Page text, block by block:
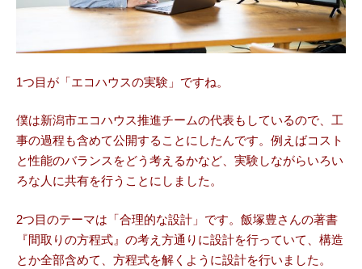
1つ目が「エコハウスの実験」ですね。
僕は新潟市エコハウス推進チームの代表もしているので、工
事の過程も含めて公開することにしたんです。例えばコスト
と性能のバランスをどう考えるかなど、実験しながらいろい
ろな人に共有を行うことにしました。
2つ目のテーマは「合理的な設計」です。飯塚豊さんの著書
『間取りの方程式』の考え方通りに設計を行っていて、構造
とか全部含めて、方程式を解くように設計を行いました。